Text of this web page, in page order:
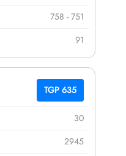
758 - 751
91
TGP 635
30
2945